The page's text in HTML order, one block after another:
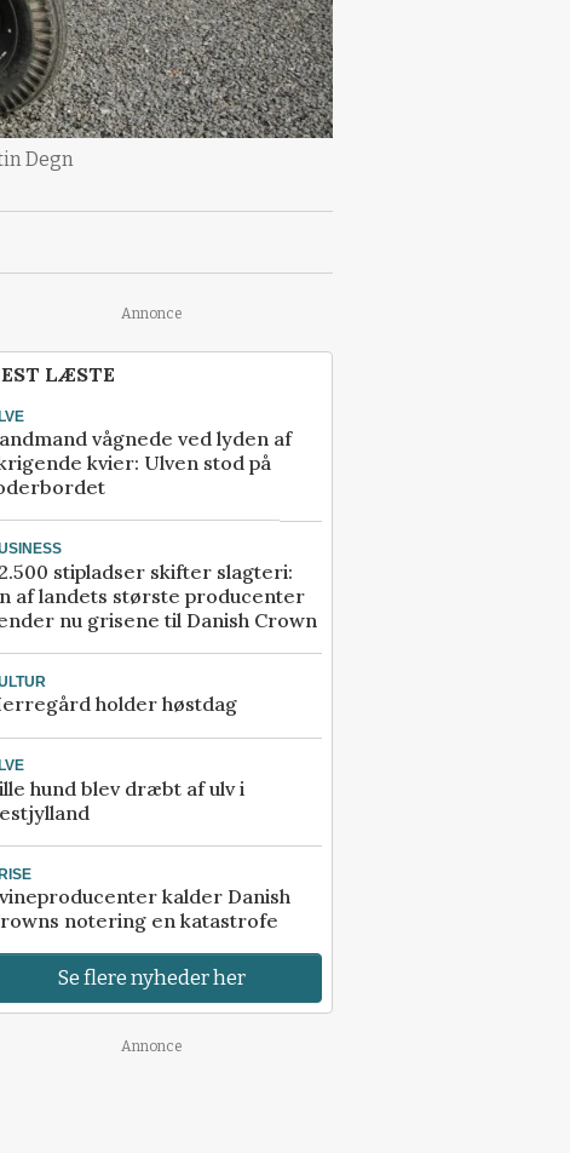
Degn
Annonce
LÆSTE
vågnede ved lyden af
kvier: Ulven stod på
stipladser skifter slagteri:
af landets største producenter
nu grisene til Danish Crown
holder høstdag
hund blev dræbt af ulv i
kalder Danish
notering en katastrofe
Se flere nyheder her
Annonce